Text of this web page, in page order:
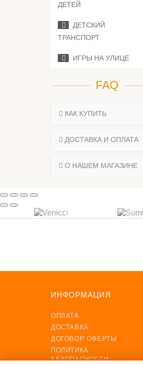
ДЕТЕЙ
ДЕТСКИЙ
ТРАНСПОРТ
ИГРЫ НА УЛИЦЕ
FAQ
КАК КУПИТЬ
ДОСТАВКА И ОПЛАТА
О НАШЕМ МАГАЗИНЕ
ИНФОРМАЦИЯ
ОПЛАТА
ДОСТАВКА
ДОГОВОР ОФЕРТЫ
ПОЛИТИКА
БЕЗОПАСНОСТИ